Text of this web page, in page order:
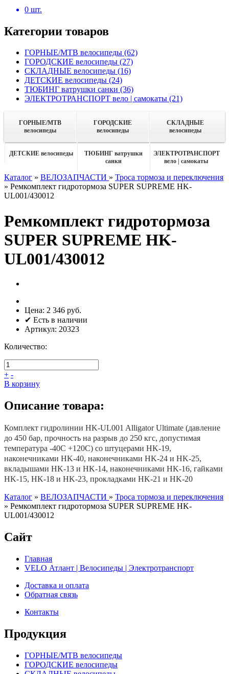
0 шт.
Категории товаров
ГОРНЫЕ/MTB велосипеды (62)
ГОРОДСКИЕ велосипеды (27)
СКЛАДНЫЕ велосипеды (16)
ДЕТСКИЕ велосипеды (24)
ТЮБИНГ ватрушки санки (36)
ЭЛЕКТРОТРАНСПОРТ вело | самокаты (21)
ГОРНЫЕ/MTB
велосипеды
ГОРОДСКИЕ
велосипеды
СКЛАДНЫЕ
велосипеды
ДЕТСКИЕ велосипеды
ТЮБИНГ ватрушки
санки
ЭЛЕКТРОТРАНСПОРТ
вело | самокаты
Каталог » ВЕЛОЗАПЧАСТИ » Троса тормоза и переключения
» Ремкомплект гидротормоза SUPER SUPREME HK-
UL001/430012
Ремкомплект гидротормоза
SUPER SUPREME HK-
UL001/430012
Цена: 2 346 руб.
✔ Есть в наличии
Артикул: 20323
Количество:
+ -
В корзину
Описание товара:
Комплект гидролинии HK-UL001 Alligator Ultimate (давление
до 450 бар, прочность на разрыв до 250 кгс, допустимая
температура -40С +120С) со штуцерами HK-19,
наконечниками HK-40, наконечниками HK-24 и HK-25,
вкладышами HK-13 и HK-14, наконечниками HK-16, гайками
HK-15, HK-18 и HK-23, прокладками HK-21 и HK-20
Каталог » ВЕЛОЗАПЧАСТИ » Троса тормоза и переключения
» Ремкомплект гидротормоза SUPER SUPREME HK-
UL001/430012
Сайт
Главная
VELO Атлант | Велосипеды | Электротранспорт
Доставка и оплата
Обратная связь
Контакты
Продукция
ГОРНЫЕ/MTB велосипеды
ГОРОДСКИЕ велосипеды